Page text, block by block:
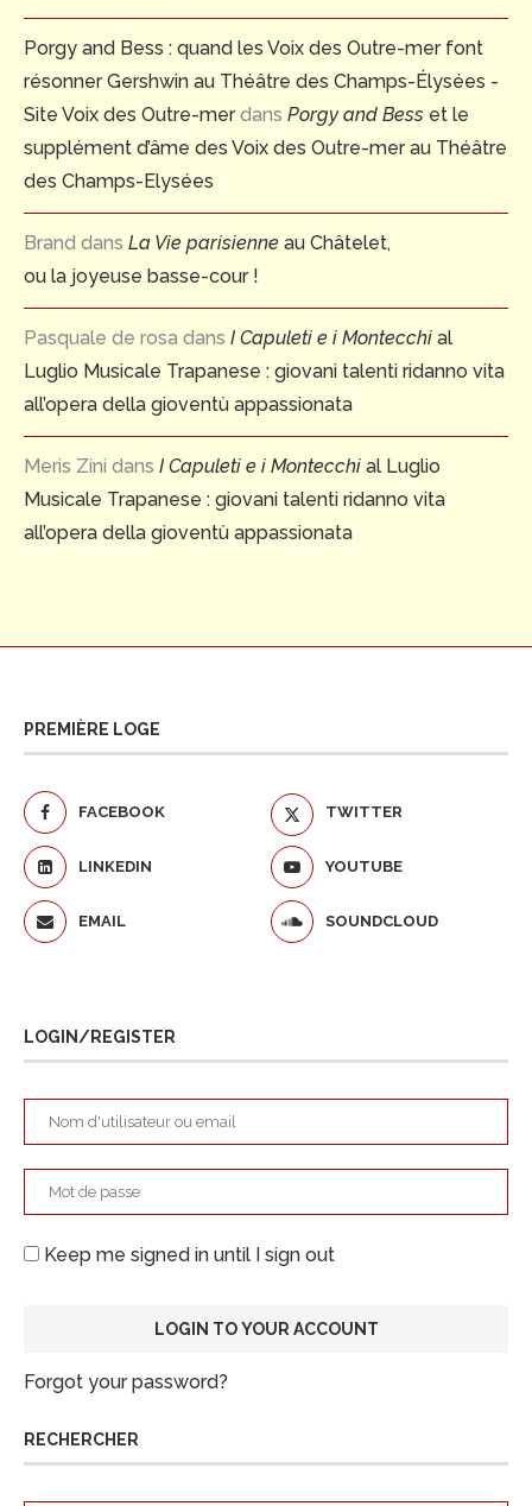
Porgy and Bess : quand les Voix des Outre-mer font
résonner Gershwin au Théâtre des Champs-Élysées -
Site Voix des Outre-merdans Porgy and Bess et le
supplément d’âme des Voix des Outre-mer au Théâtre
des Champs-Elysées
Brand dans La Vie parisienne au Châtelet,
ou la joyeuse basse-cour !
Pasquale de rosa dans I Capuleti e i Montecchi al
Luglio Musicale Trapanese : giovani talenti ridanno vita
all’opera della gioventù appassionata
Meris Zini dans I Capuleti e i Montecchi al Luglio
Musicale Trapanese : giovani talenti ridanno vita
all’opera della gioventù appassionata
PREMIÈRE LOGE
FACEBOOK TWITTER
LINKEDIN YOUTUBE
EMAIL SOUNDCLOUD
LOGIN/REGISTER
Keep me signed in until I sign out
Forgot your password?
RECHERCHER